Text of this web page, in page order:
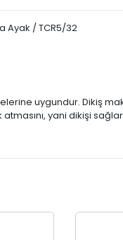
Ayak / TCR5/32
uygundur. Dikiş
yani dikişi